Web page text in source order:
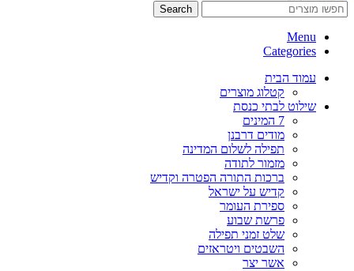
Search
Menu
Categories
עמוד הבית
קטלוג מוצרים
שילוט לבתי כנסת
7 המינים
מודים דרבנן
תפילה לשלום המדינה
מזמור לתודה
ברכות התורה הפטרה וקדיש
קדיש על ישראל
ספירת העומר
פרשת שבוע
שלט זמני תפילה
השבטים ויטראזים
אשר יצר